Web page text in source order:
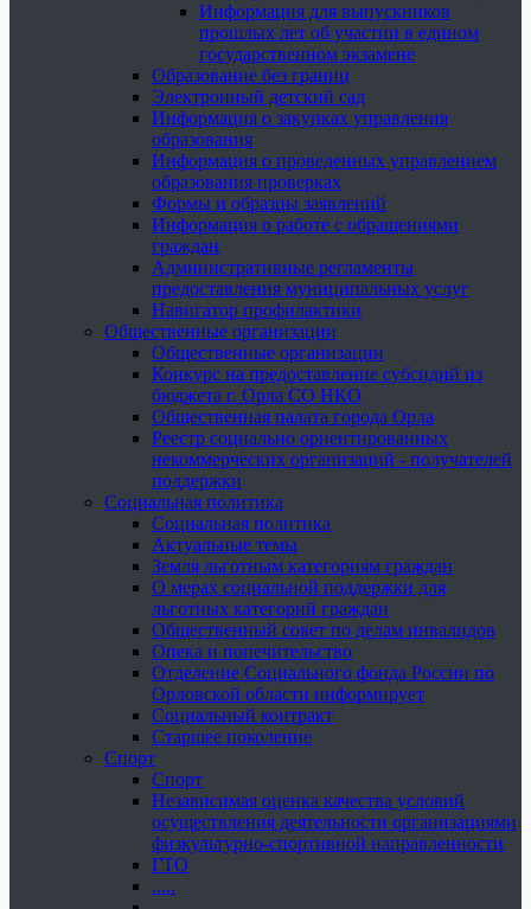
Информация для выпускников
прошлых лет об участии в едином
государственном экзамене
Образование без границ
Электронный детский сад
Информация о закупках управления
образования
Информация о проведенных управлением
образования проверках
Формы и образцы заявлений
Информация о работе с обращениями
граждан
Административные регламенты
предоставления муниципальных услуг
Навигатор профилактики
Общественные организации
Общественные организации
Конкурс на предоставление субсидий из
бюджета г. Орла СО НКО
Общественная палата города Орла
Реестр социально ориентированных
некоммерческих организаций - получателей
поддержки
Социальная политика
Социальная политика
Актуальные темы
Земля льготным категориям граждан
О мерах социальной поддержки для
льготных категорий граждан
Общественный совет по делам инвалидов
Опека и попечительство
Отделение Социального фонда России по
Орловской области информирует
Социальный контракт
Старшее поколение
Спорт
Спорт
Независимая оценка качества условий
осуществления деятельности организациями
физкультурно-спортивной направленности
ГТО
.....